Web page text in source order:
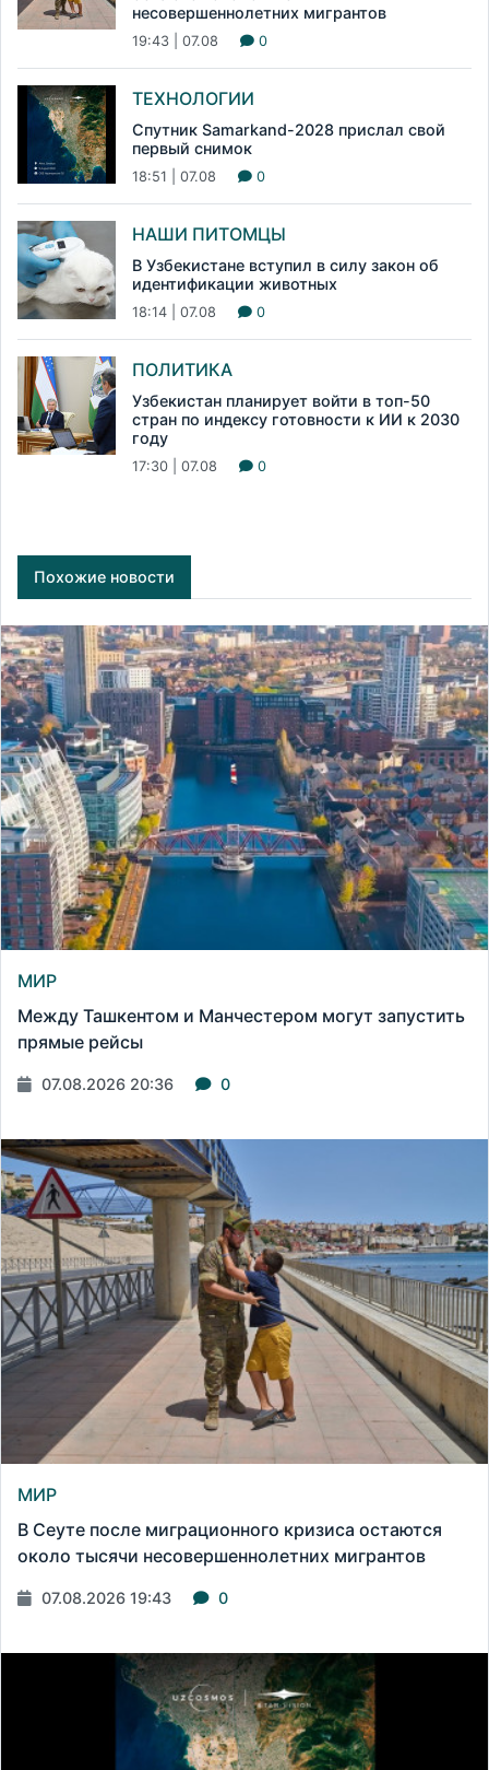
несовершеннолетних мигрантов
19:43 | 07.08 0
ТЕХНОЛОГИИ
Спутник Samarkand-2028 прислал свой
первый снимок
18:51 | 07.08 0
НАШИ ПИТОМЦЫ
В Узбекистане вступил в силу закон об
идентификации животных
18:14 | 07.08 0
ПОЛИТИКА
Узбекистан планирует войти в топ-50
стран по индексу готовности к ИИ к 2030
году
17:30 | 07.08 0
Похожие новости
МИР
Между Ташкентом и Манчестером могут запустить
прямые рейсы
07.08.2026 20:36 0
МИР
В Сеуте после миграционного кризиса остаются
около тысячи несовершеннолетних мигрантов
07.08.2026 19:43 0